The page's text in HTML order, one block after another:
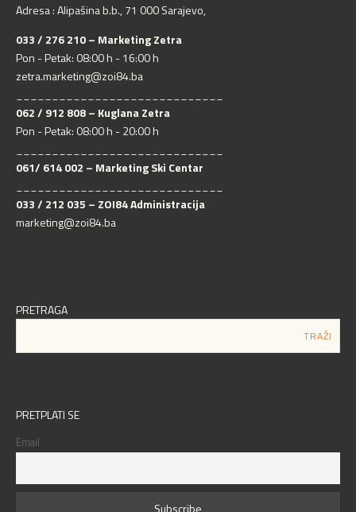
Adresa : Alipašina b.b., 71 000 Sarajevo,
033 / 276 210 – Marketing Zetra
Pon - Petak: 08:00 h - 16:00 h
zetra.marketing@zoi84.ba
062 / 912 808 – Kuglana Zetra
Pon - Petak: 08:00 h - 20:00 h
061/ 614 002 – Marketing Ski Centar
033 / 212 035 – ZOI84 Administracija
marketing@zoi84.ba
PRETRAGA
PRETPLATI SE
Email